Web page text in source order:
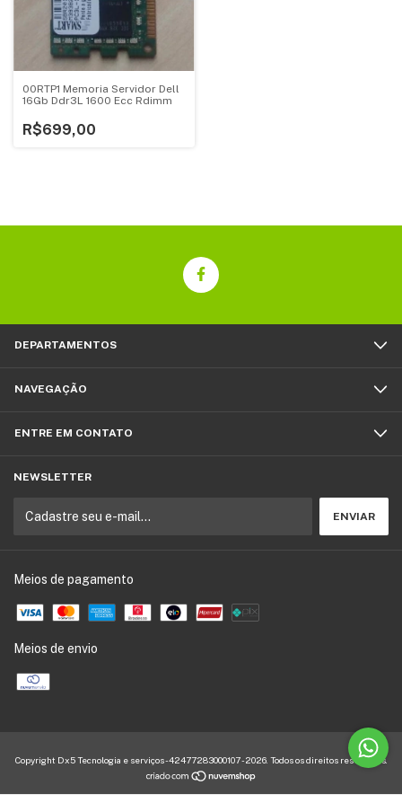
00RTP1 Memoria Servidor Dell
16Gb Ddr3L 1600 Ecc Rdimm
R$699,00
DEPARTAMENTOS
NAVEGAÇÃO
ENTRE EM CONTATO
NEWSLETTER
Meios de pagamento
Meios de envio
Copyright Dx5 Tecnologia e serviços - 42477283000107 - 2026. Todos os direitos reservados.